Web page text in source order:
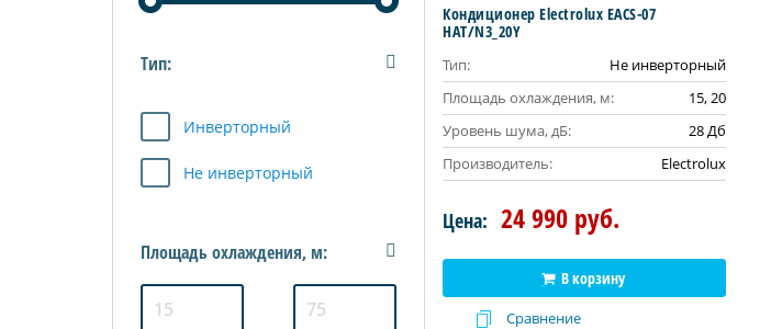
Тип:
Инверторный
Не инверторный
Площадь охлаждения, м:
Кондиционер Electrolux EACS-07
HAT/N3_20Y
Тип:
Не инверторный
Площадь охлаждения, м:
15, 20
Уровень шума, дБ:
28 Дб
Производитель:
Electrolux
Цена: 24 990 руб.
В корзину
Сравнение